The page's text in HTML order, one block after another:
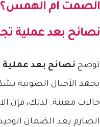
الصمت أم الهمس؟
نصائح بعد عملية
توضح نصائح بعد
يجهد الأحبال الصوتية
حالات معينة. لذلك، فإن
الصارم يعد الضمان